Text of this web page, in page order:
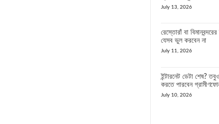
July 13, 2026
রেস্তোরাঁ বা
যেসব ভুল করবেন না
July 11, 2026
ইন্টারনেট ডেটা শেষ?
করতে পারবেন
July 10, 2026